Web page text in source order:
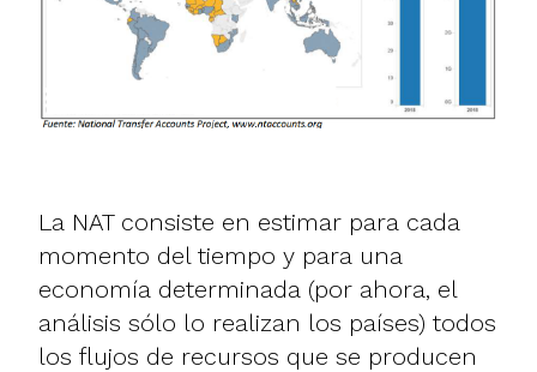
La NAT consiste en estimar para cada
momento del tiempo y para una
economía determinada (por ahora, el
análisis sólo lo realizan los países) todos
los flujos de recursos que se producen